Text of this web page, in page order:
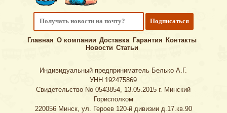
Главная О компании Доставка Гарантия Контакты
Новости Статьи
Индивидуальный предприниматель Белько А.Г.
УНН 192475869
Свидетельство No 0543854, 13.05.2015 г. Минский
Горисполком
220056 Минск, ул. Героев 120-й дивизии д.17.кв.90